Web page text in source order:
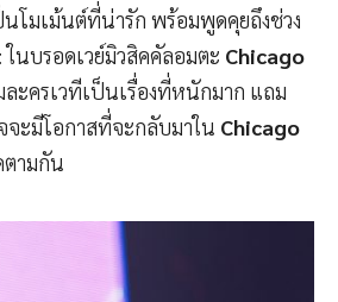
โมเม้นต์ที่น่ารัก พร้อมพูดคุยถึงช่วง
ในบรอดเวย์มิวสิคคัลอมตะ Chicago
ละครเวทีเป็นเรื่องที่หนักมาก แถม
จะมีโอกาสที่จะกลับมาใน Chicago
ตามกัน